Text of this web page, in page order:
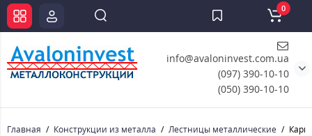
info@avaloninvest.com.ua
(097) 390-10-10
(050) 390-10-10
0
Главная Конструкции из металла Лестницы металлические